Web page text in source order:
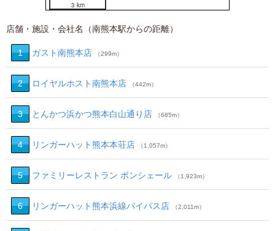
3 km
店舗・施設・会社名（南熊本駅からの距離）
1 ガスト南熊本店 （299m）
2 ロイヤルホスト南熊本店 （442m）
3 とんかつ浜かつ熊本白山通り店 （685m）
4 リンガーハット熊本本荘店 （1,057m）
5 ファミリーレストラン ボンシェール （1,923m）
6 リンガーハット熊本浜線バイパス店 （2,011m）